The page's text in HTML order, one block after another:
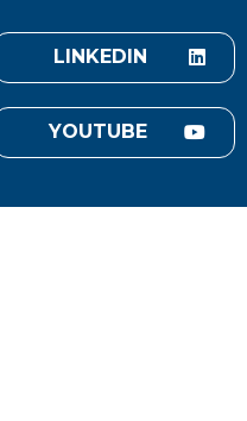
LINKEDIN
YOUTUBE